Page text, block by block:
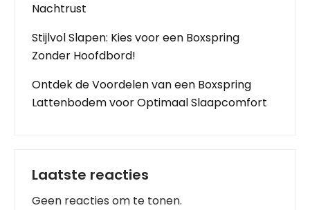
Nachtrust
Stijlvol Slapen: Kies voor een Boxspring
Zonder Hoofdbord!
Ontdek de Voordelen van een Boxspring
Lattenbodem voor Optimaal Slaapcomfort
Laatste reacties
Geen reacties om te tonen.